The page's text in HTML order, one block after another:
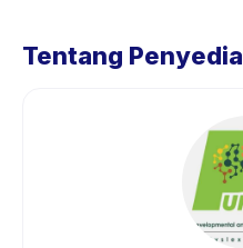
Tentang Penyedia